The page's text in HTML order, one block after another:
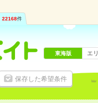
22168件
保存した希望条件
東海版 エ